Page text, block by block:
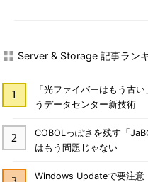
Server & Storage 記事ラン
「光ファイバーはもう古
うデータセンター新技術
COBOLっぽさを残す「
はもう問題じゃない
Windows Updateで要注